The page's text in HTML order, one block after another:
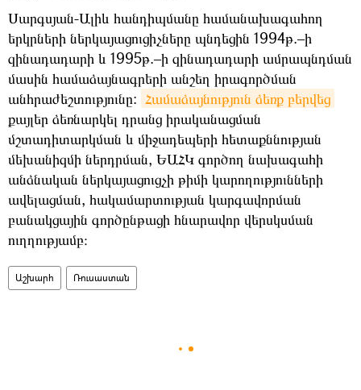
Սարգսյան-Ալիև հանդիպմանը համանախագահող
երկրների ներկայացուցիչները պնդեցին 1994թ.–ի
զինադադարի և 1995թ.–ի զինադադարի ամրապնդման
մասին համաձայնագրերի անշեղ իրագործման
անհրաժեշտությունը: Համաձայնություն ձեռք բերվեց
քայլեր ձեռնարկել դրանց իրականացման
մշտադիտարկման և միջադեպերի հետաքննության
մեխանիզմի ներդրման, ԵԱՀԿ գործող նախագահի
անձնական ներկայացուցչի թիմի կարողությունների
ավելացման, հակամարտության կարգավորման
բանակցային գործընթացի հնարավոր վերսկսման
ուղղությամբ։
Աշխարհ Ռուսաստան